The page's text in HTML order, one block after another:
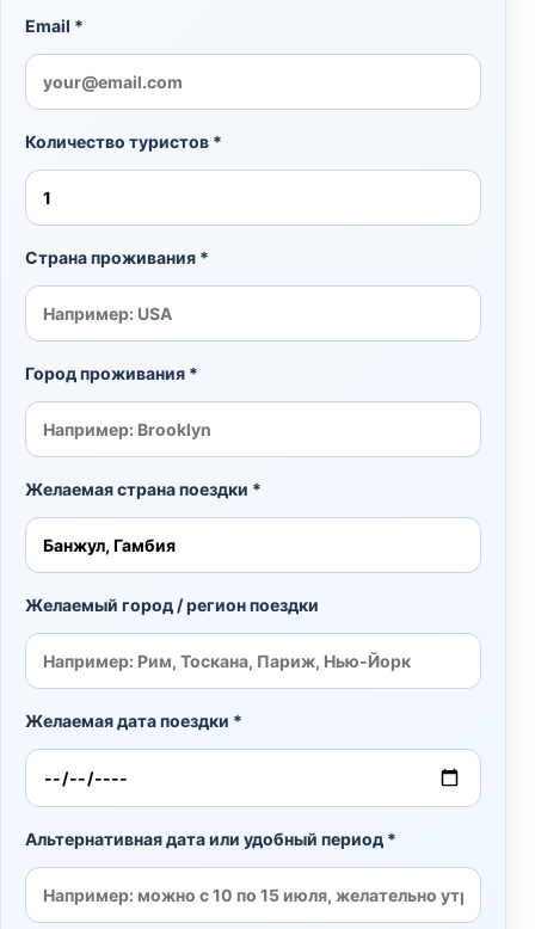
Email *
Количество туристов *
Страна проживания *
Город проживания *
Желаемая страна поездки *
Желаемый город / регион поездки
Желаемая дата поездки *
Альтернативная дата или удобный период *